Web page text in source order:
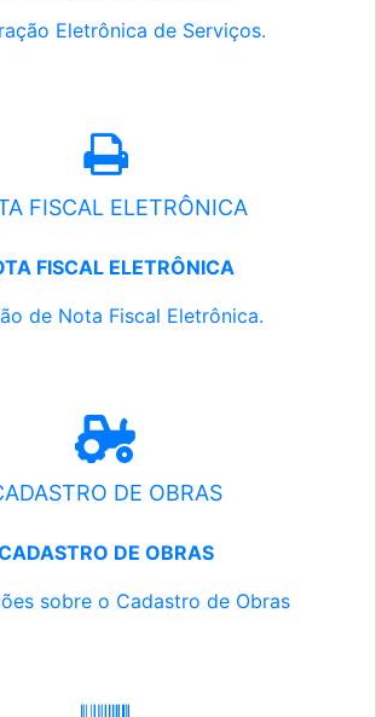
Eletrônica de Serviços.
FISCAL ELETRÔNICA
FISCAL ELETRÔNICA
de Nota Fiscal Eletrônica.
DE OBRAS
DE OBRAS
sobre o Cadastro de Obras